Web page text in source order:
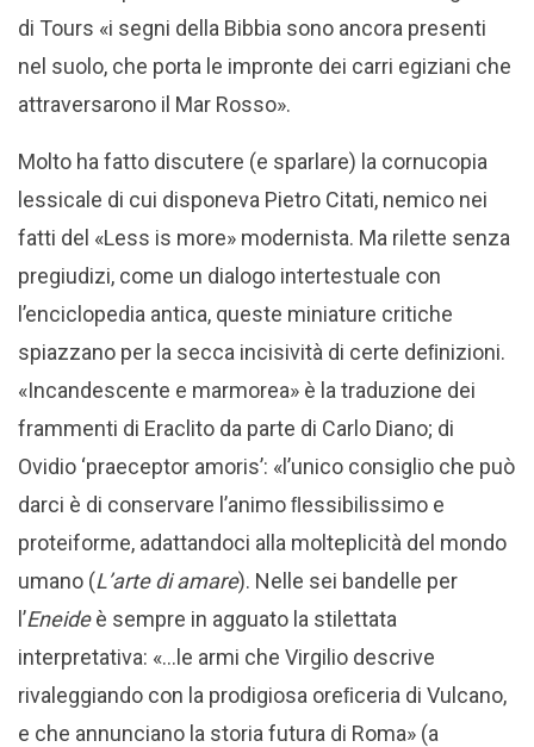
di Tours «i segni della Bibbia sono ancora presenti
nel suolo, che porta le impronte dei carri egiziani che
attraversarono il Mar Rosso».
Molto ha fatto discutere (e sparlare) la cornucopia
lessicale di cui disponeva Pietro Citati, nemico nei
fatti del «Less is more» modernista. Ma rilette senza
pregiudizi, come un dialogo intertestuale con
l’enciclopedia antica, queste miniature critiche
spiazzano per la secca incisività di certe deﬁnizioni.
«Incandescente e marmorea» è la traduzione dei
frammenti di Eraclito da parte di Carlo Diano; di
Ovidio ‘praeceptor amoris’: «l’unico consiglio che può
darci è di conservare l’animo ﬂessibilissimo e
proteiforme, adattandoci alla molteplicità del mondo
umano (L’arte di amare). Nelle sei bandelle per
l’Eneideè sempre in agguato la stilettata
interpretativa: «…le armi che Virgilio descrive
rivaleggiando con la prodigiosa oreﬁceria di Vulcano,
e che annunciano la storia futura di Roma» (a